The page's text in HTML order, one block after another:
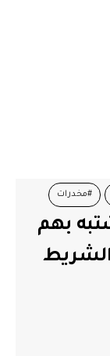
#مخدرات
مشتبه بهم